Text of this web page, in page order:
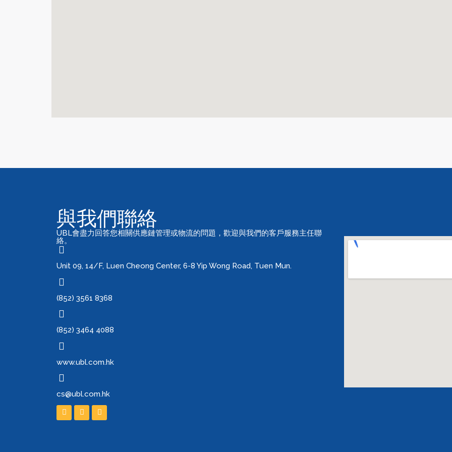
與我們聯絡
UBL會盡力回答您相關供應鏈管理或物流的問題，歡迎與我們的客戶服務主任聯
絡。
Unit 09, 14/F, Luen Cheong Center, 6-8 Yip Wong Road, Tuen Mun.
(852) 3561 8368
(852) 3464 4088
www.ubl.com.hk
cs@ubl.com.hk
F
a
c
I
n
s
W
h
a